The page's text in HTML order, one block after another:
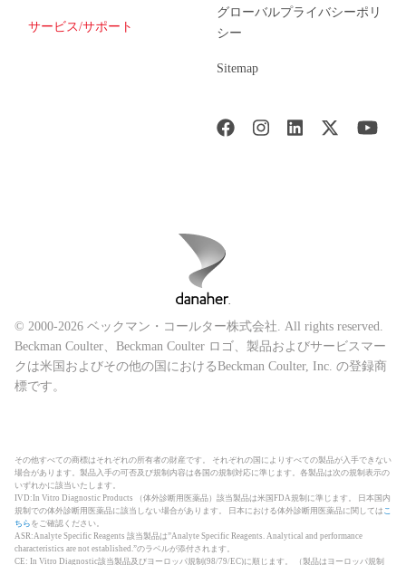
サービス/サポート
グローバルプライバシーポリ
シー
Sitemap
© 2000-2026 ベックマン・コールター株式会社. All rights reserved.
Beckman Coulter、Beckman Coulter ロゴ、製品およびサービスマー
クは米国およびその他の国におけるBeckman Coulter, Inc. の登録商
標です。
その他すべての商標はそれぞれの所有者の財産です。 それぞれの国によりすべての製品が入手できない
場合があります。製品入手の可否及び規制内容は各国の規制対応に準じます。各製品は次の規制表示の
いずれかに該当いたします。
IVD:In Vitro Diagnostic Products （体外診断用医薬品）該当製品は米国FDA規制に準じます。 日本国内
規制での体外診断用医薬品に該当しない場合があります。 日本における体外診断用医薬品に関しては こ
ちら をご確認ください。
ASR:Analyte Specific Reagents 該当製品は”Analyte Specific Reagents. Analytical and performance
characteristics are not established.”のラベルが添付されます。
CE: In Vitro Diagnostic該当製品及びヨーロッパ規制(98/79/EC)に順じます。 （製品はヨーロッパ規制